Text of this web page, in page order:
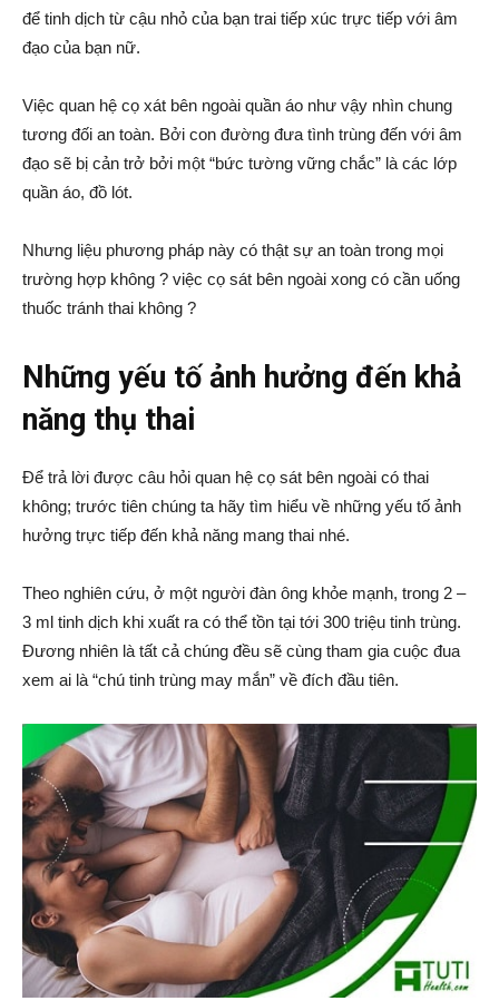
để tinh dịch từ cậu nhỏ của bạn trai tiếp xúc trực tiếp với âm
đạo của bạn nữ.
Việc quan hệ cọ xát bên ngoài quần áo như vậy nhìn chung
tương đối an toàn. Bởi con đường đưa tình trùng đến với âm
đạo sẽ bị cản trở bởi một “bức tường vững chắc” là các lớp
quần áo, đồ lót.
Nhưng liệu phương pháp này có thật sự an toàn trong mọi
trường hợp không ? việc cọ sát bên ngoài xong có cần uống
thuốc tránh thai không ?
Những yếu tố ảnh hưởng đến khả
năng thụ thai
Để trả lời được câu hỏi quan hệ cọ sát bên ngoài có thai
không; trước tiên chúng ta hãy tìm hiểu về những yếu tố ảnh
hưởng trực tiếp đến khả năng mang thai nhé.
Theo nghiên cứu, ở một người đàn ông khỏe mạnh, trong 2 –
3 ml tinh dịch khi xuất ra có thể tồn tại tới 300 triệu tinh trùng.
Đương nhiên là tất cả chúng đều sẽ cùng tham gia cuộc đua
xem ai là “chú tinh trùng may mắn” về đích đầu tiên.